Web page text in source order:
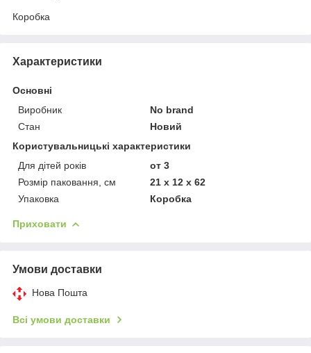
Коробка
Характеристики
Основні
Виробник
No brand
Стан
Новий
Користувальницькі характеристики
Для дітей років
от 3
Розмір паковання, см
21 x 12 x 62
Упаковка
Коробка
Приховати
Умови доставки
Нова Пошта
Всі умови доставки